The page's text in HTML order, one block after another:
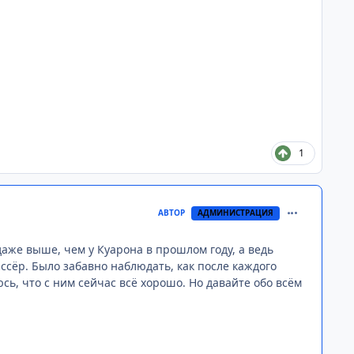
1
АВТОР АДМИНИСТРАЦИЯ
выше, чем у Куарона в прошлом году, а ведь
Было забавно наблюдать, как после каждого
что с ним сейчас всё хорошо. Но давайте обо всём